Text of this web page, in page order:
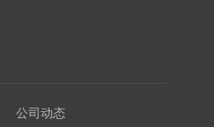
公司动态